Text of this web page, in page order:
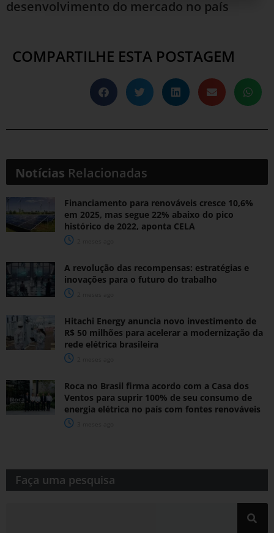
desenvolvimento do mercado no país
COMPARTILHE ESTA POSTAGEM
Notícias Relacionadas
Financiamento para renováveis cresce 10,6%
em 2025, mas segue 22% abaixo do pico
histórico de 2022, aponta CELA
A revolução das recompensas: estratégias e
inovações para o futuro do trabalho
Hitachi Energy anuncia novo investimento de
R$ 50 milhões para acelerar a modernização da
rede elétrica brasileira
Roca no Brasil firma acordo com a Casa dos
Ventos para suprir 100% de seu consumo de
energia elétrica no país com fontes renováveis
Faça uma pesquisa​​